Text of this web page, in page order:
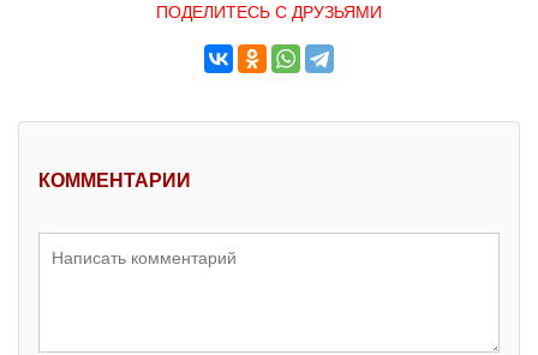
ПОДЕЛИТЕСЬ С ДРУЗЬЯМИ
КОММЕНТАРИИ